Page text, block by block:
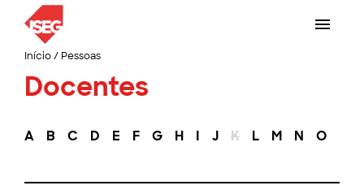
Início/ Pessoas
Docentes
A B C D E F G H I J K L M N O